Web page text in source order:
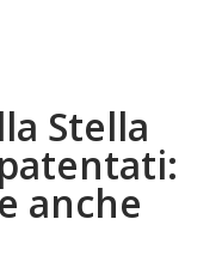
Stella
anche